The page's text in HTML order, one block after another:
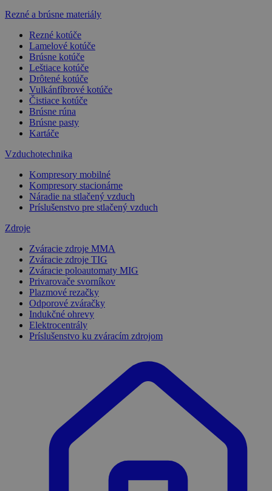
Rezné a brúsne materiály
Rezné kotúče
Lamelové kotúče
Brúsne kotúče
Leštiace kotúče
Drôtené kotúče
Vulkánfíbrové kotúče
Čistiace kotúče
Brúsne rúna
Brúsne pasty
Kartáče
Vzduchotechnika
Kompresory mobilné
Kompresory stacionárne
Náradie na stlačený vzduch
Príslušenstvo pre stlačený vzduch
Zdroje
Zváracie zdroje MMA
Zváracie zdroje TIG
Zváracie poloautomaty MIG
Privarovače svorníkov
Plazmové rezačky
Odporové zváračky
Indukčné ohrevy
Elektrocentrály
Príslušenstvo ku zváracím zdrojom